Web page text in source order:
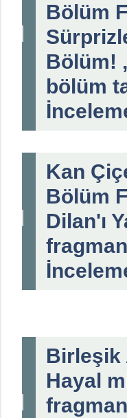
Bölüm
Bölüm!
bölüm
Kan
Bölüm
Dilan'ı
Birleşik
Hayal